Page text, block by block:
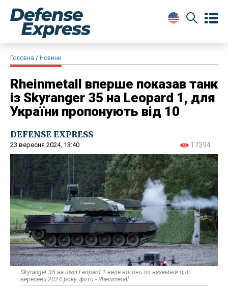
Головна Новини
Rheinmetall вперше показав танк
із Skyranger 35 на Leopard 1, для
України пропонують від 10
DEFENSE EXPRESS
23 вересня 2024, 13:40 17394
Skyranger 35 на шасі Leopard 1 веде вогонь по наземній цілі,
вересень 2024 року, фото - Rheinmetall